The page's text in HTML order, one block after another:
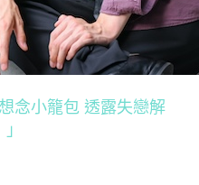
念小籠包 透露失戀解